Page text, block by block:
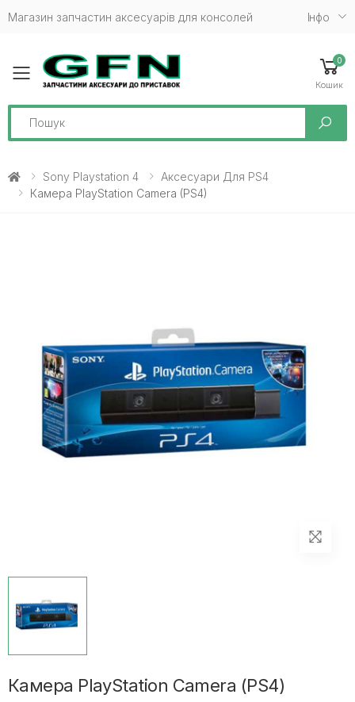
Магазин запчастин аксесуарів для консолей Iнфо
Toggle mobile menu
0
Кошик
Search
Sony Playstation 4
Аксесуари Для PS4
Камера PlayStation Camera (PS4)
Камера PlayStation Camera (PS4)